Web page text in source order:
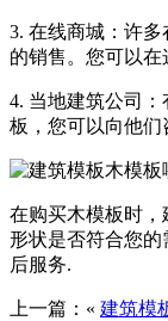
3. 在线商城：许
的销售。您可以在
4. 当地建筑公司
板，您可以向他们
在购买木模板时
形状是否符合您的
后服务.
上一篇：« 建筑模